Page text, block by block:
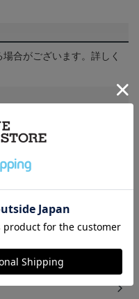
合がございます。詳しく
ーおよびスマートフォン
実際の商品の色と異なっ
ご了承ください。